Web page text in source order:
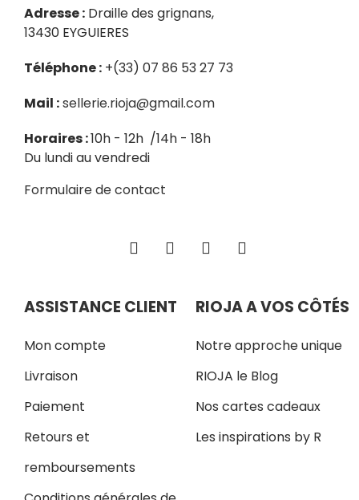
Adresse : Draille des grignans,
13430 EYGUIERES
Téléphone : +(33) 07 86 53 27 73
Mail :sellerie.rioja@gmail.com
Horaires :10h - 12h /14h - 18h
Du lundi au vendredi
Formulaire de contact
ASSISTANCE CLIENT
Mon compte
Livraison
Paiement
Retours et
remboursements
RIOJA A VOS CÔTÉS
Notre approche unique
RIOJA le Blog
Nos cartes cadeaux
Les inspirations by R